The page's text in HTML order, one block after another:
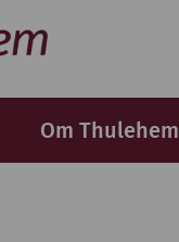
Om Thulehem